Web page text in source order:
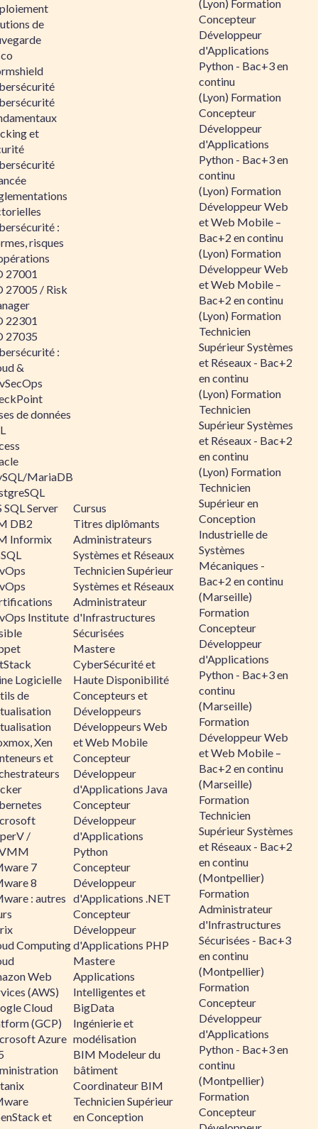
de
et
:
risques
27001
27005 / Risk
22301
27035
:
&
de données
MariaDB
SQL Server
DB2
Informix
Institute
Logicielle
de
Xen
et
/
7
8
: autres
Computing
Web
(AWS)
Cloud
(GCP)
Azure
et
Cursus
Titres diplômants
Administrateurs
Systèmes et Réseaux
Technicien Supérieur
Systèmes et Réseaux
Administrateur
d'Infrastructures
Sécurisées
Mastere
CyberSécurité et
Haute Disponibilité
Concepteurs et
Développeurs
Développeurs Web
et Web Mobile
Concepteur
Développeur
d'Applications Java
Concepteur
Développeur
d'Applications
Python
Concepteur
Développeur
d'Applications .NET
Concepteur
Développeur
d'Applications PHP
Mastere
Applications
Intelligentes et
BigData
Ingénierie et
modélisation
BIM Modeleur du
bâtiment
Coordinateur BIM
Technicien Supérieur
en Conception
(Lyon) Formation
Concepteur
Développeur
d'Applications
Python - Bac+3 en
continu
(Lyon) Formation
Concepteur
Développeur
d'Applications
Python - Bac+3 en
continu
(Lyon) Formation
Développeur Web
et Web Mobile –
Bac+2 en continu
(Lyon) Formation
Développeur Web
et Web Mobile –
Bac+2 en continu
(Lyon) Formation
Technicien
Supérieur Systèmes
et Réseaux - Bac+2
en continu
(Lyon) Formation
Technicien
Supérieur Systèmes
et Réseaux - Bac+2
en continu
(Lyon) Formation
Technicien
Supérieur en
Conception
Industrielle de
Systèmes
Mécaniques -
Bac+2 en continu
(Marseille)
Formation
Concepteur
Développeur
d'Applications
Python - Bac+3 en
continu
(Marseille)
Formation
Développeur Web
et Web Mobile –
Bac+2 en continu
(Marseille)
Formation
Technicien
Supérieur Systèmes
et Réseaux - Bac+2
en continu
(Montpellier)
Formation
Administrateur
d'Infrastructures
Sécurisées - Bac+3
en continu
(Montpellier)
Formation
Concepteur
Développeur
d'Applications
Python - Bac+3 en
continu
(Montpellier)
Formation
Concepteur